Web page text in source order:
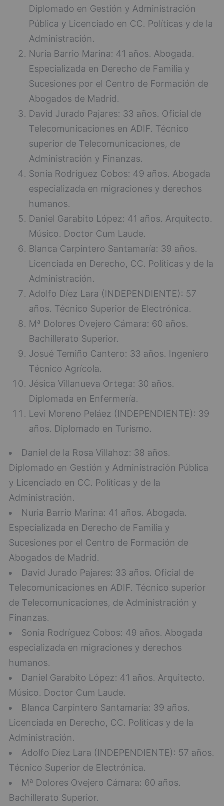
Diplomado en Gestión y Administración
Pública y Licenciado en CC. Políticas y de la
Administración.
Nuria Barrio Marina: 41 años. Abogada.
Especializada en Derecho de Familia y
Sucesiones por el Centro de Formación de
Abogados de Madrid.
David Jurado Pajares: 33 años. Oficial de
Telecomunicaciones en ADIF. Técnico
superior de Telecomunicaciones, de
Administración y Finanzas.
Sonia Rodríguez Cobos: 49 años. Abogada
especializada en migraciones y derechos
humanos.
Daniel Garabito López: 41 años. Arquitecto.
Músico. Doctor Cum Laude.
Blanca Carpintero Santamaría: 39 años.
Licenciada en Derecho, CC. Políticas y de la
Administración.
Adolfo Díez Lara (INDEPENDIENTE): 57
años. Técnico Superior de Electrónica.
Mª Dolores Ovejero Cámara: 60 años.
Bachillerato Superior.
Josué Temiño Cantero: 33 años. Ingeniero
Técnico Agrícola.
Jésica Villanueva Ortega: 30 años.
Diplomada en Enfermería.
Levi Moreno Peláez (INDEPENDIENTE): 39
años. Diplomado en Turismo.
Daniel de la Rosa Villahoz: 38 años.
Diplomado en Gestión y Administración Pública
y Licenciado en CC. Políticas y de la
Administración.
Nuria Barrio Marina: 41 años. Abogada.
Especializada en Derecho de Familia y
Sucesiones por el Centro de Formación de
Abogados de Madrid.
David Jurado Pajares: 33 años. Oficial de
Telecomunicaciones en ADIF. Técnico superior
de Telecomunicaciones, de Administración y
Finanzas.
Sonia Rodríguez Cobos: 49 años. Abogada
especializada en migraciones y derechos
humanos.
Daniel Garabito López: 41 años. Arquitecto.
Músico. Doctor Cum Laude.
Blanca Carpintero Santamaría: 39 años.
Licenciada en Derecho, CC. Políticas y de la
Administración.
Adolfo Díez Lara (INDEPENDIENTE): 57 años.
Técnico Superior de Electrónica.
Mª Dolores Ovejero Cámara: 60 años.
Bachillerato Superior.